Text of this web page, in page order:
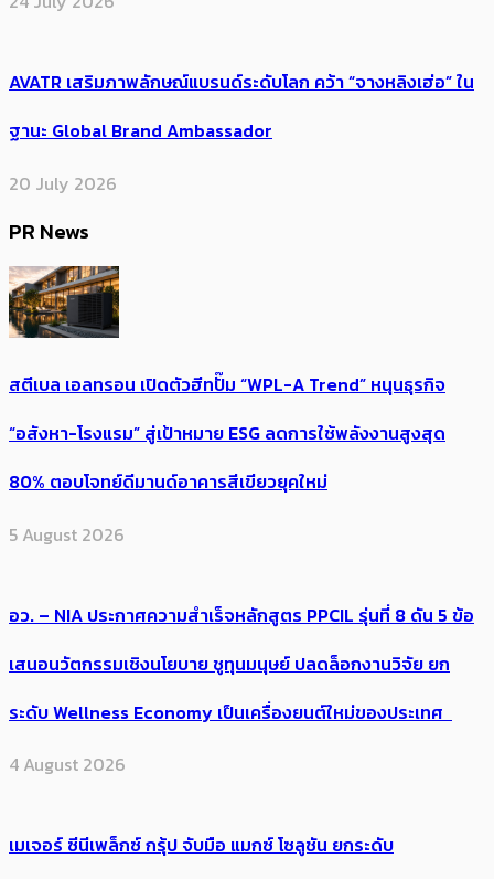
AVATR เสริมภาพลักษณ์แบรนด์ระดับโลก คว้า “จางหลิงเฮ่อ” ใน
ฐานะ Global Brand Ambassador
20 July 2026
PR News
สตีเบล เอลทรอน เปิดตัวฮีทปั๊ม “WPL-A Trend” หนุนธุรกิจ
“อสังหา-โรงแรม” สู่เป้าหมาย ESG ลดการใช้พลังงานสูงสุด
80% ตอบโจทย์ดีมานด์อาคารสีเขียวยุคใหม่
5 August 2026
อว. – NIA ประกาศความสำเร็จหลักสูตร PPCIL รุ่นที่ 8 ดัน 5 ข้อ
เสนอนวัตกรรมเชิงนโยบาย ชูทุนมนุษย์ ปลดล็อกงานวิจัย ยก
ระดับ Wellness Economy เป็นเครื่องยนต์ใหม่ของประเทศ
4 August 2026
เมเจอร์ ซีนีเพล็กซ์ กรุ้ป จับมือ แมกซ์ โซลูชัน ยกระดับ